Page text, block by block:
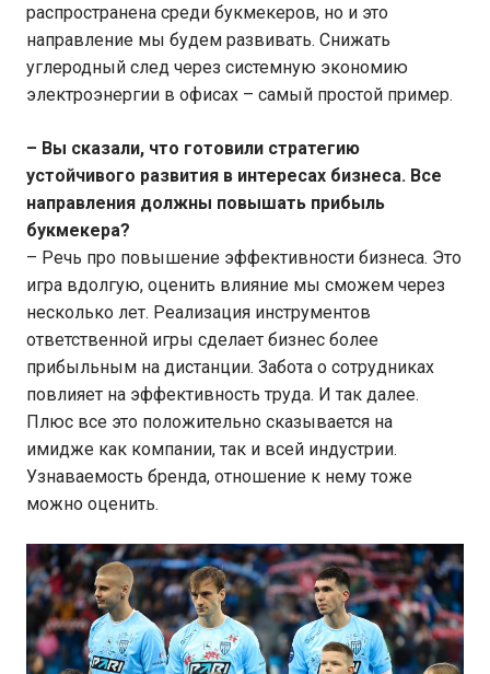
распространена среди букмекеров, но и это
направление мы будем развивать. Снижать
углеродный след через системную экономию
электроэнергии в офисах – самый простой пример.
– Вы сказали, что готовили стратегию
устойчивого развития в интересах бизнеса. Все
направления должны повышать прибыль
букмекера?
– Речь про повышение эффективности бизнеса. Это
игра вдолгую, оценить влияние мы сможем через
несколько лет. Реализация инструментов
ответственной игры сделает бизнес более
прибыльным на дистанции. Забота о сотрудниках
повлияет на эффективность труда. И так далее.
Плюс все это положительно сказывается на
имидже как компании, так и всей индустрии.
Узнаваемость бренда, отношение к нему тоже
можно оценить.